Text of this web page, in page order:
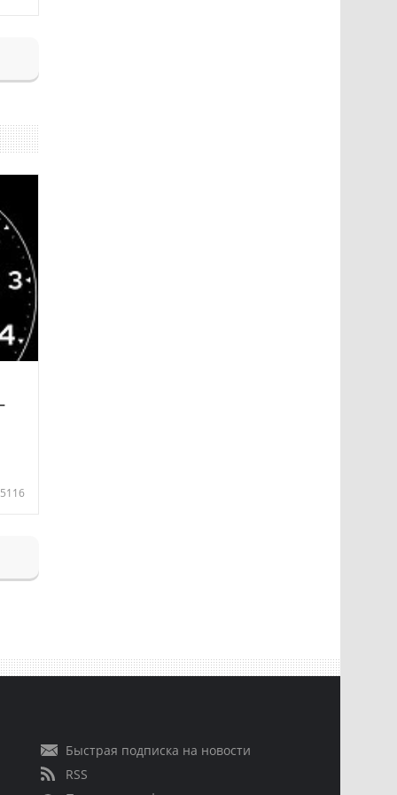
5116
Быстрая подписка на новости
RSS